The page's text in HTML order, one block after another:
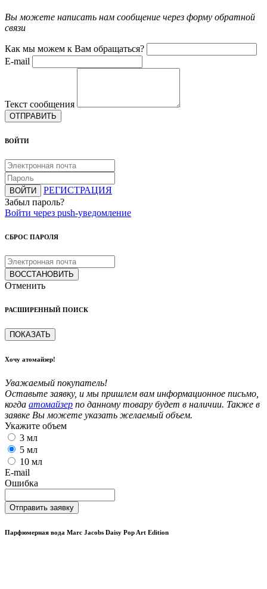
Вы можете написать нам сообщение через форму обратной
связи
Как мы можем к Вам обращаться?
E-mail
Текст сообщения
ОТПРАВИТЬ
ВОЙТИ
ВОЙТИ
РЕГИСТРАЦИЯ
Забыл пароль?
Войти через push-уведомление
СБРОС ПАРОЛЯ
ВОССТАНОВИТЬ
Отменить
РАСШИРЕННЫЙ ПОИСК
ПОКАЗАТЬ
Хочу атомайзер!
Уважаемый покупатель!
Оставьте заявку, и мы пришлем вам информационное письмо,
когда атомайзер по данному товару будет в наличии. Также в
заявке Вы можете указать желаемый объем.
Укажите объем
3 мл
5 мл
10 мл
E-mail
Ошибка
Отправить заявку
Парфюмерная вода Marc Jacobs Daisy Pop Art Edition